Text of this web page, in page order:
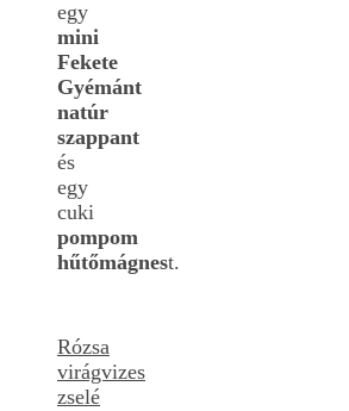
egy
mini
Fekete
Gyémánt
natúr
szappant
és
egy
cuki
pompom
hűtőmágnest.
Rózsa
virágvizes
zselé